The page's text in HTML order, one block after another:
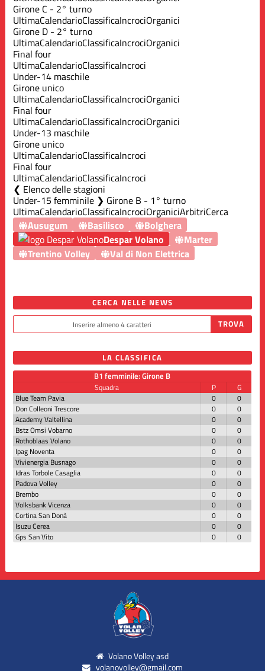
Girone C - 2° turno
UltimaCalendarioClassificaIncrociOrganici
Girone D - 2° turno
UltimaCalendarioClassificaIncrociOrganici
Final four
UltimaCalendarioClassificaIncroci
Under-14 maschile
Girone unico
UltimaCalendarioClassificaIncrociOrganici
Final four
UltimaCalendarioClassificaIncrociOrganici
Under-13 maschile
Girone unico
UltimaCalendarioClassificaIncroci
Final four
UltimaCalendarioClassificaIncroci
Elenco delle stagioni
Under-15 femminile ❯ Girone B - 1° turno
UltimaCalendarioClassificaIncrociOrganiciArbitriCerca
Ausugum
Basilisco
Bolghera
Despar Volano
Marter
Trentino Volley
Val di Non Elettrica
CERCA NELLE NEWS
LA CLASSIFICA
B1 femminile: Girone B
Squadra P
G
Blue Team Pavia
0
0
Don Colleoni Trescore
0
0
Academy Valtellina
0
0
Bstz Omsi Vobarno
0
0
Rothoblaas Volano
0
0
Ipag Noventa
0
0
Vivienergia Busnago
0
0
Idras Torbole Casaglia
0
0
Padova Volley
0
0
Brembo
0
0
Volksbank Vicenza
0
0
Cortina San Donà
0
0
Isuzu Cerea
0
0
Gps San Vito
0 0
Volano Volley asd
volanovolley@gmail.com